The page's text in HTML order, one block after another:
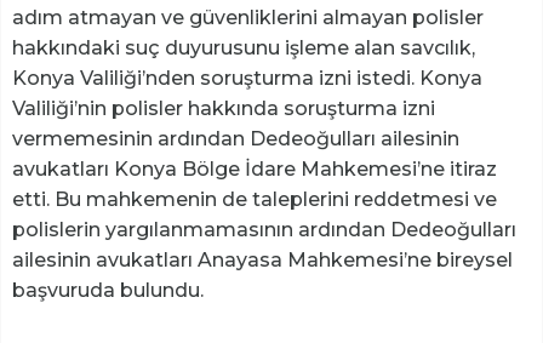
adım atmayan ve güvenliklerini almayan polisler
hakkındaki suç duyurusunu işleme alan savcılık,
Konya Valiliği’nden soruşturma izni istedi. Konya
Valiliği’nin polisler hakkında soruşturma izni
vermemesinin ardından Dedeoğulları ailesinin
avukatları Konya Bölge İdare Mahkemesi’ne itiraz
etti. Bu mahkemenin de taleplerini reddetmesi ve
polislerin yargılanmamasının ardından Dedeoğulları
ailesinin avukatları Anayasa Mahkemesi’ne bireysel
başvuruda bulundu.